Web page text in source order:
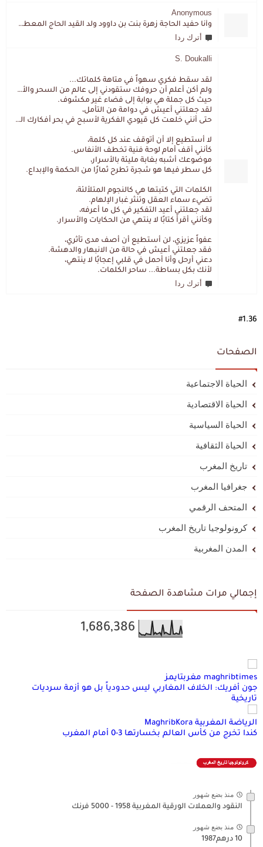
Anonymous
وأنا حفيد الحاجة زهرة بنت بن داوود ولد القيد الحاج المعطي المزمزي . ولا نمتلك من إرثه شيئا .
أترك ردا
S. Doukalli
لقد سقط فكري سهواً في متاهة كلماتك...
ولم أكن أعلم أن حروفك ستقودني إلى عالم من السحر والألغاز،
حيث كل جملة هي بوابة إلى فضاء غير مكشوف.
لقد جعلتني أعيش في دوامة من التأمل،
حتى أنني خلعت كل قيودي الفكرية لأسبح في بحر أفكارك العميق.
لا أستطيع إلا أن أتوقف عند كل كلمة،
كأنني أقف أمام لوحة فنية تخطف الأنفاس.
موضوعك أشبه بغابة مليئة بالأسرار،
كل سطر فيها هو شجرة تطرح ثمارًا من الحكمة والإبداع.
الكلمات التي كتبتها هي كالنجوم المتلألئة،
تضيء سماء العقل وتنثر غبار الإلهام.
لقد جعلتني أعيد التفكير في كل ما أعرفه،
وكأنني أقرأ كتابًا لا ينتهي من الحكايات والأسرار.
عفواً عزيزي، لن أستطيع أن أصف مدى تأثري،
فقد جعلتني أعيش في حالة من الانبهار والدهشة.
دعني أرحل وأنا أحمل في قلبي إعجابًا لا ينتهي،
لأنك بكل بساطة... ساحر الكلمات.
أترك ردا
#1.36
الصفحات
الحياة الاجتماعية
الحياة الاقتصادية
الحياة السياسية
الحياة الثقافية
تاريخ المغرب
جغرافيا المغرب
المتحف الرقمي
كرونولوجيا تاريخ المغرب
المدن المغربية
إجمالي مرات مشاهدة الصفحة
1,686,386
maghribtimes مغربتايمز
جون أفريك: الخلاف المغاربي ليس حدودياً بل هو أزمة سرديات
تاريخية
الرياضة المغربية MaghribKora
كندا تخرج من كأس العالم بخسارتها 3-0 أمام المغرب
منذ بضع شهور
النقود والعملات الورقية المغربية 1958 - 5000 فرنك
منذ بضع شهور
10 درهم1987